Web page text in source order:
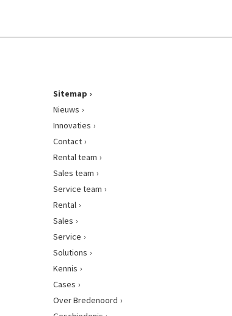
Sitemap
Nieuws
Innovaties
Contact
Rental team
Sales team
Service team
Rental
Sales
Service
Solutions
Kennis
Cases
Over Bredenoord